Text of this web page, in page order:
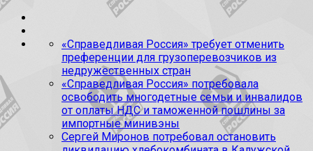
«Справедливая Россия» требует отменить
преференции для грузоперевозчиков из
недружественных стран
«Справедливая Россия» потребовала
освободить многодетные семьи и инвалидов
от оплаты НДС и таможенной пошлины за
импортные минивэны
Сергей Миронов потребовал остановить